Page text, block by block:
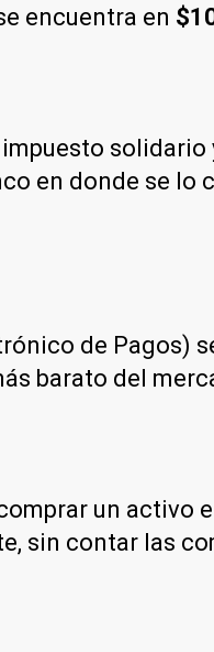
encuentra en
solidario
en donde se lo
de Pagos)
barato del
un activo
sin contar las